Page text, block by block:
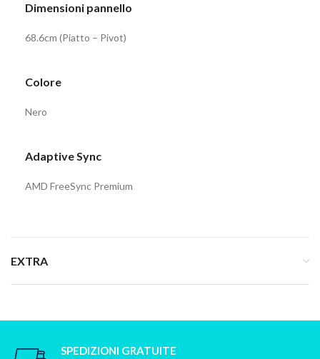
Dimensioni pannello
68.6cm (Piatto – Pivot)
Colore
Nero
Adaptive Sync
AMD FreeSync Premium
EXTRA
SPEDIZIONI GRATUITE